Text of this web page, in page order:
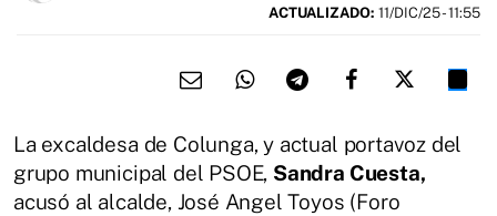
ACTUALIZADO: 11/DIC/25 - 11:55
La excaldesa de Colunga, y actual portavoz del
grupo municipal del PSOE, Sandra Cuesta,
acusó al alcalde, José Angel Toyos (Foro